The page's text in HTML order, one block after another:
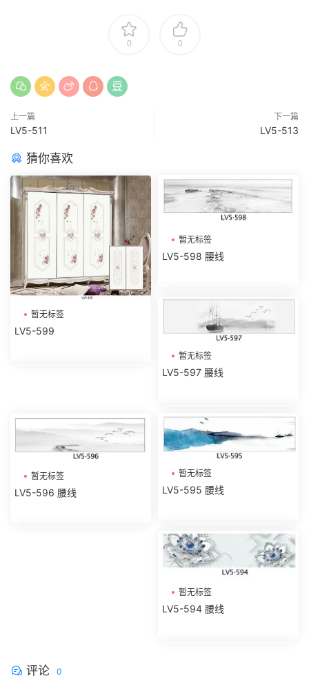
0 0
上一篇
LV5-511
下一篇
LV5-513
猜你喜欢
暂无标签
LV5-599
暂无标签
LV5-598 腰线
暂无标签
LV5-597 腰线
暂无标签
LV5-596 腰线
暂无标签
LV5-595 腰线
暂无标签
LV5-594 腰线
评论 0